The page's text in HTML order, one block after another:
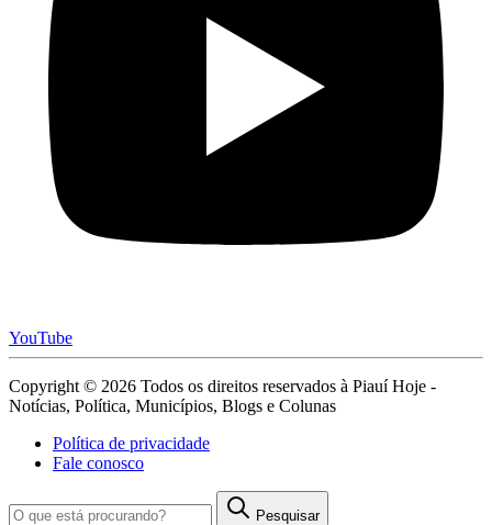
YouTube
Copyright © 2026 Todos os direitos reservados à Piauí Hoje -
Notícias, Política, Municípios, Blogs e Colunas
Política de privacidade
Fale conosco
Pesquisar